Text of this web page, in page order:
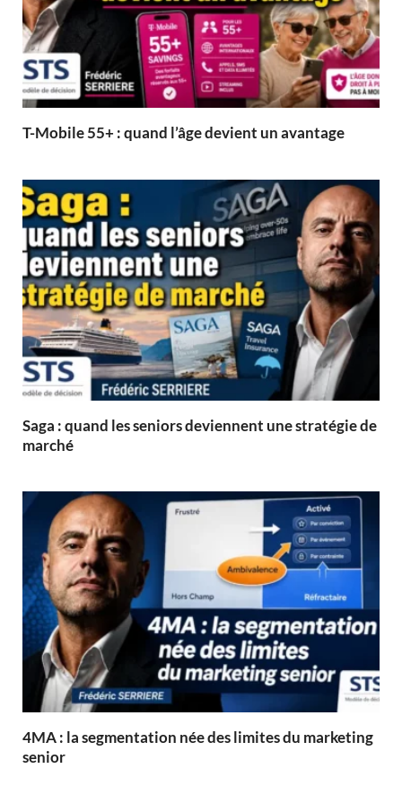
T-Mobile 55+ : quand l’âge devient un avantage
Saga : quand les seniors deviennent une stratégie de
marché
4MA : la segmentation née des limites du marketing
senior